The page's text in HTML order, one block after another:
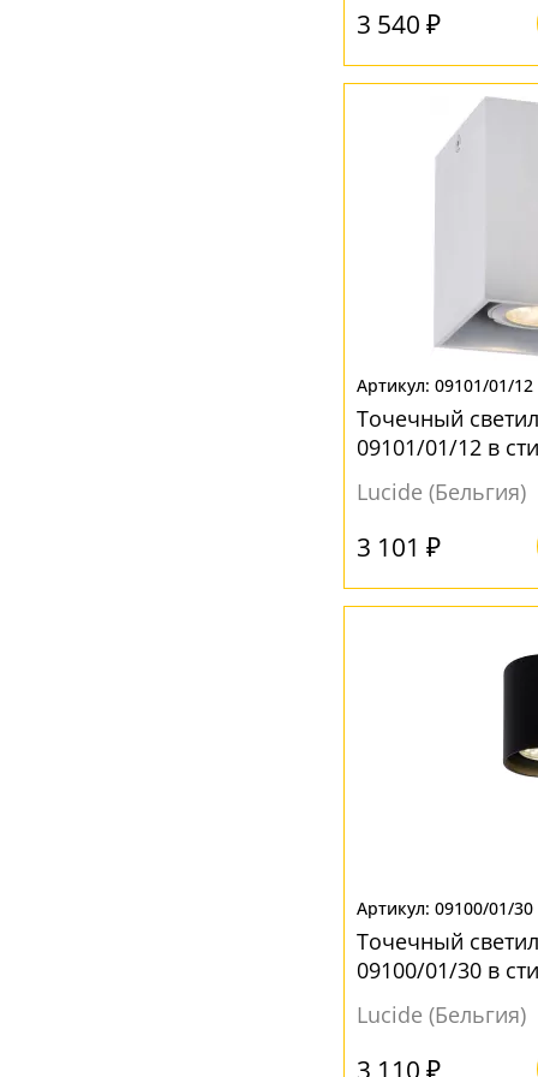
3 540 ₽
09101/01/12
Точечный
09101/01/12 в
Lucide (Бельгия)
3 101 ₽
09100/01/30
Точечный
09100/01/30 в
Lucide (Бельгия)
3 110 ₽